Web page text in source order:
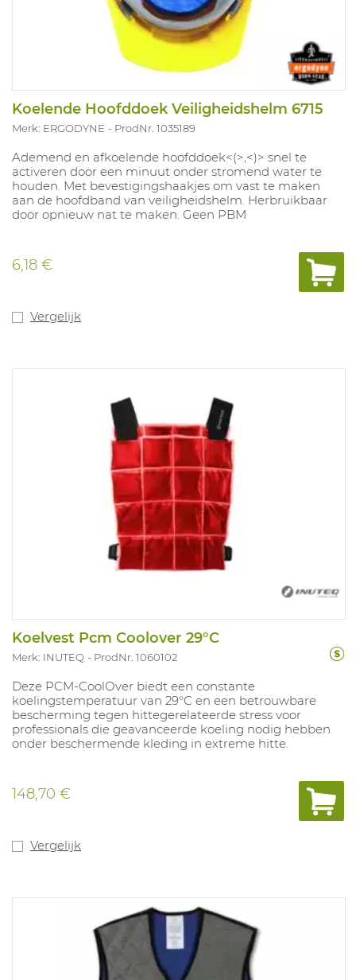
Koelende Hoofddoek Veiligheidshelm 6715
Merk: ERGODYNE ProdNr. 1035189
Ademend en afkoelende hoofddoek<(>,<)> snel te
activeren door een minuut onder stromend water te
houden. Met bevestigingshaakjes om vast te maken
aan de hoofdband van veiligheidshelm. Herbruikbaar
door opnieuw nat te maken. Geen PBM
6,18 €
Vergelijk
Koelvest Pcm Coolover 29°C
Merk: INUTEQ ProdNr. 1060102
Deze PCM‑CoolOver biedt een constante
koelingstemperatuur van 29°C en een betrouwbare
bescherming tegen hittegerelateerde stress voor
professionals die geavanceerde koeling nodig hebben
onder beschermende kleding in extreme hitte.
148,70 €
Vergelijk